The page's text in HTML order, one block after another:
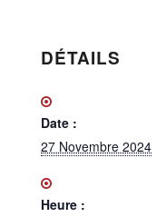
DÉTAILS
Date :
27 Novembre 2024
Heure :